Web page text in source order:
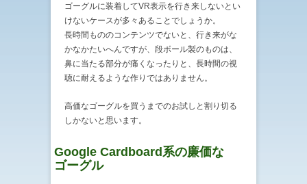
ゴーグルに装着してVR表示を行き来しないとい
けないケースが多々あることでしょうか。
長時間もののコンテンツでないと、行き来がな
かなかたいへんですが、段ボール製のものは、
鼻に当たる部分が痛くなったりと、長時間の視
聴に耐えるような作りではありません。
高価なゴーグルを買うまでのお試しと割り切る
しかないと思います。
Google Cardboard系の廉価な
ゴーグル